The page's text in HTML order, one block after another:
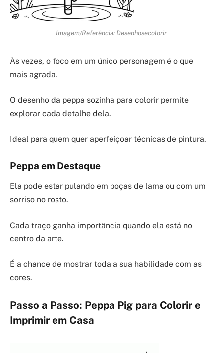
Imagem/Referência: Desenhosecolorir
Às vezes, o foco em um único personagem é o que
mais agrada.
O desenho da peppa sozinha para colorir permite
explorar cada detalhe dela.
Ideal para quem quer aperfeiçoar técnicas de pintura.
Peppa em Destaque
Ela pode estar pulando em poças de lama ou com um
sorriso no rosto.
Cada traço ganha importância quando ela está no
centro da arte.
É a chance de mostrar toda a sua habilidade com as
cores.
Passo a Passo: Peppa Pig para Colorir e
Imprimir em Casa